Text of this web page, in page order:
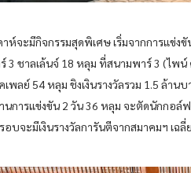
ห์จะมีกิจกรรมสุดพิเศษ เริ่มจากการแข่
3 ชาลเล้นจ์ 18 หลุม ที่สนามพาร์ 3 (ไพ
พลย์ 54 หลุม ชิงเงินรางวัลรวม 1.5 ล้า
นการแข่งขัน 2 วัน 36 หลุม จะตัดนักกอล์
อบจะมีเงินรางวัลการันตีจากสมาคมฯ เฉ